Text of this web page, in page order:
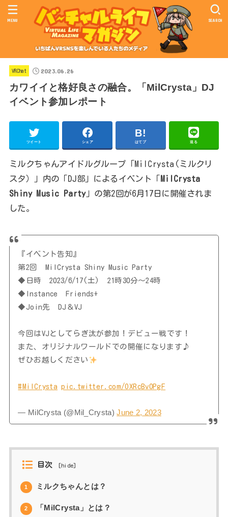
SEARCH
MENU
VRChat 2023.06.26
カワイイと格好良さの融合。「MilCrysta」DJ
イベント参加レポート
ツイート シェア はてブ 送る
ミルクちゃんアイドルグループ「MilCrysta(ミルクリ
スタ）」内の「DJ部」によるイベント「
MilCrysta
Shiny Music Party」の第2回が6月17日に開催されま
した。
『イベント告知』
第2回 MilCrysta Shiny Music Party
◆日時 2023/6/17(土) 21時30分～24時
◆Instance Friends+
◆Join先 DJ＆VJ
今回はVJとしてらぎ汰が参加！デビュー戦です！
また、オリジナルワールドでの開催になります♪
ぜひお越しください
#MilCrysta pic.twitter.com/OXRcBv0PgF
— MilCrysta (@Mil_Crysta)June 2, 2023
目次 [hide]
1 ミルクちゃんとは？
2 「MilCrysta」とは？